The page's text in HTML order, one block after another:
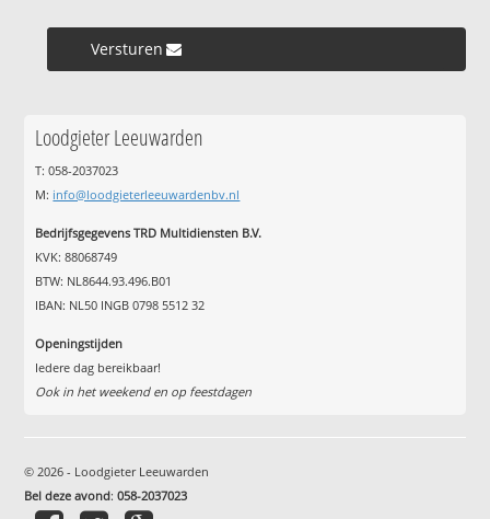
Versturen »
Loodgieter Leeuwarden
T: 058-2037023
M: info@loodgieterleeuwardenbv.nl
Bedrijfsgegevens TRD Multidiensten B.V.
KVK: 88068749
BTW: NL8644.93.496.B01
IBAN: NL50 INGB 0798 5512 32
Openingstijden
Iedere dag bereikbaar!
Ook in het weekend en op feestdagen
© 2026 - Loodgieter Leeuwarden
Bel deze avond:058-2037023